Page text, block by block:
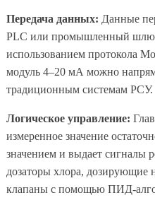
Передача данных: Данные
PLC или промышленный шлюз
использованием протокола
модуль 4–20 мА можно
традиционным системам РСУ.
Логическое управление:
измеренное значение
значением и выдает сигналы
дозаторы хлора, дозирующие
клапаны с помощью ПИД-